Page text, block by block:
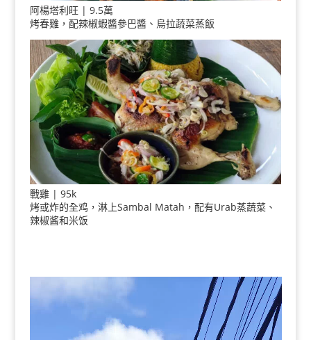
阿楊塔利旺 | 9.5萬
烤春雞，配辣椒蝦醬參巴醬、烏拉蔬菜蒸飯
戰雞 | 95k
烤或炸的全鸡，淋上Sambal Matah，配有Urab蒸蔬菜、
辣椒酱和米饭